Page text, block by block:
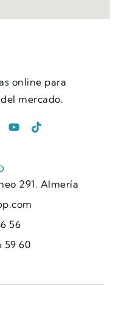
online para
mercado.
291. Almería
56
59 60